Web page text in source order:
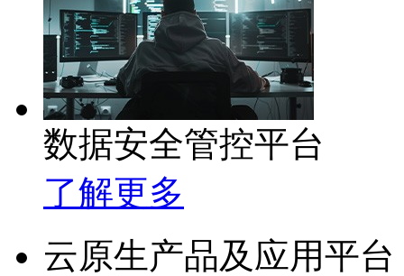
数据安全管控平台
了解更多
云原生产品及应用平台